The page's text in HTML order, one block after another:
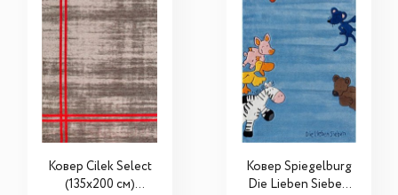
Ковер Cilek Select
(135х200 см)
Ковер Spiegelburg
Die Lieben Sieben